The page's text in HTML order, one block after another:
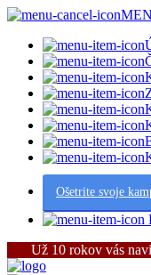
Ošetrite svoje
Už 10 rokov vás